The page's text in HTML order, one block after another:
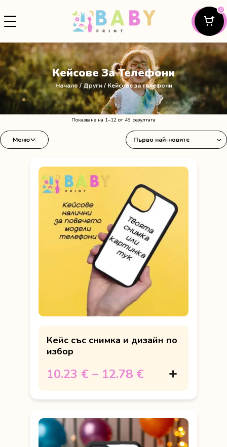
0
Кейсове За Телефони
Начало /Други/ Кейсове за телефони
Показване на 1–12 от 49 резултата
by
latest
Меню
Кейс със снимка и дизайн по
избор
10.23 € – 12.78 €